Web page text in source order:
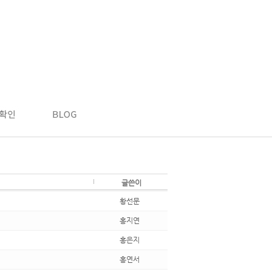
글쓴이
황선문
홍지연
홍은지
홍연서